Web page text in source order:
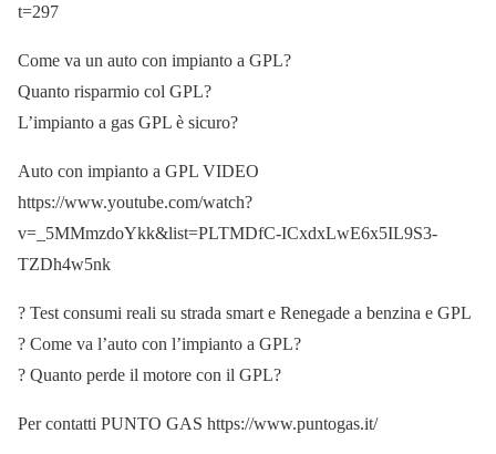
t=297
Come va un auto con impianto a GPL?
Quanto risparmio col GPL?
L’impianto a gas GPL è sicuro?
Auto con impianto a GPL VIDEO
https://www.youtube.com/watch?
v=_5MMmzdoYkk&list=PLTMDfC-ICxdxLwE6x5IL9S3-
TZDh4w5nk
? Test consumi reali su strada smart e Renegade a benzina e GPL
? Come va l’auto con l’impianto a GPL?
? Quanto perde il motore con il GPL?
Per contatti PUNTO GAS https://www.puntogas.it/